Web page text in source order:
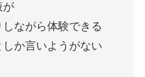
が
ながら体験できる
か言いようがない